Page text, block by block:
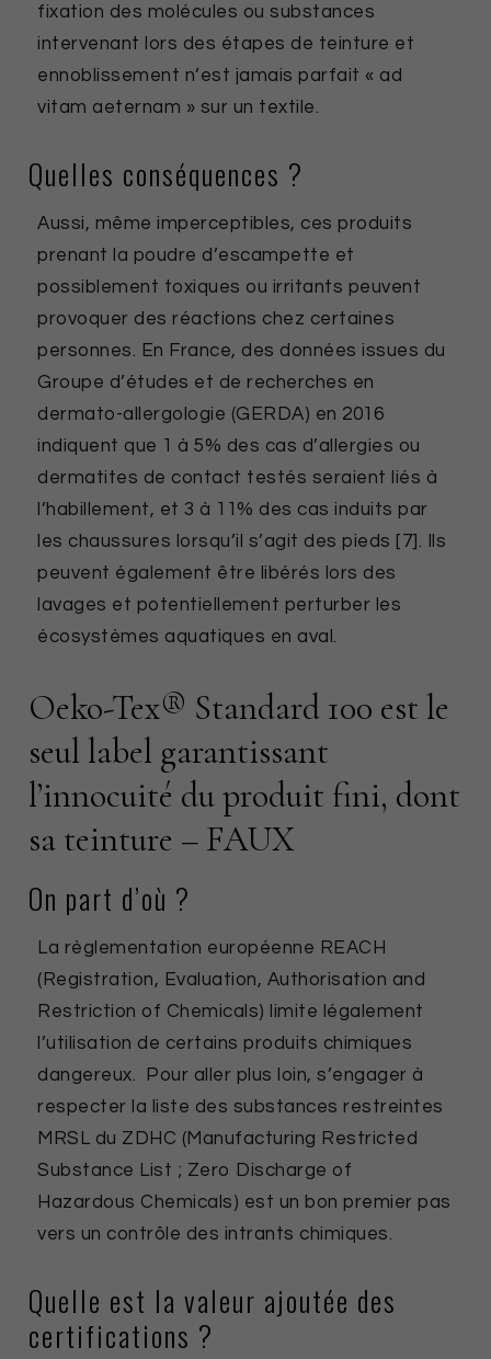
fixation des molécules ou substances
intervenant lors des étapes de teinture et
ennoblissement n’est jamais parfait « ad
vitam aeternam » sur un textile.
Quelles conséquences ?
Aussi, même imperceptibles, ces produits
prenant la poudre d’escampette et
possiblement toxiques ou irritants peuvent
provoquer des réactions chez certaines
personnes. En France, des données issues du
Groupe d’études et de recherches en
dermato-allergologie (GERDA) en 2016
indiquent que 1 à 5% des cas d’allergies ou
dermatites de contact testés seraient liés à
l’habillement, et 3 à 11% des cas induits par
les chaussures lorsqu’il s’agit des pieds [7]. Ils
peuvent également être libérés lors des
lavages et potentiellement perturber les
écosystèmes aquatiques en aval.
Oeko-Tex® Standard 100 est le
seul label garantissant
l’innocuité du produit fini, dont
sa teinture – FAUX
On part d’où ?
La règlementation européenne REACH
(Registration, Evaluation, Authorisation and
Restriction of Chemicals) limite légalement
l’utilisation de certains produits chimiques
dangereux. Pour aller plus loin, s’engager à
respecter la liste des substances restreintes
MRSL du ZDHC (Manufacturing Restricted
Substance List ; Zero Discharge of
Hazardous Chemicals) est un bon premier pas
vers un contrôle des intrants chimiques.
Quelle est la valeur ajoutée des
certifications ?